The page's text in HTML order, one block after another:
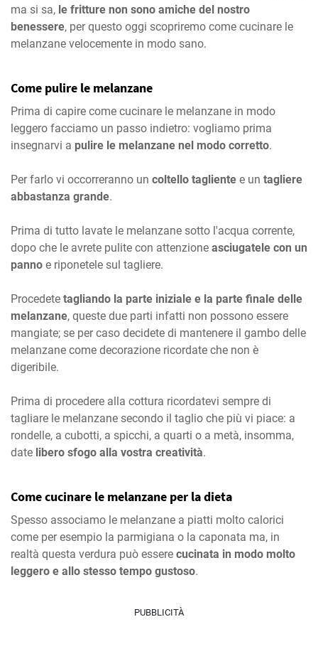
ma si sa, le fritture non sono amiche del nostro
benessere, per questo oggi scopriremo come cucinare le
melanzane velocemente in modo sano.
Come pulire le melanzane
Prima di capire come cucinare le melanzane in modo
leggero facciamo un passo indietro: vogliamo prima
insegnarvi a pulire le melanzane nel modo corretto.
Per farlo vi occorreranno un coltello tagliente e un tagliere
abbastanza grande.
Prima di tutto lavate le melanzane sotto l'acqua corrente,
dopo che le avrete pulite con attenzione asciugatele con un
panno e riponetele sul tagliere.
Procedete tagliando la parte iniziale e la parte finale delle
melanzane, queste due parti infatti non possono essere
mangiate; se per caso decidete di mantenere il gambo delle
melanzane come decorazione ricordate che non è
digeribile.
Prima di procedere alla cottura ricordatevi sempre di
tagliare le melanzane secondo il taglio che più vi piace: a
rondelle, a cubotti, a spicchi, a quarti o a metà, insomma,
date libero sfogo alla vostra creatività.
Come cucinare le melanzane per la dieta
Spesso associamo le melanzane a piatti molto calorici
come per esempio la parmigiana o la caponata ma, in
realtà questa verdura può essere cucinata in modo molto
leggero e allo stesso tempo gustoso.
PUBBLICITÀ